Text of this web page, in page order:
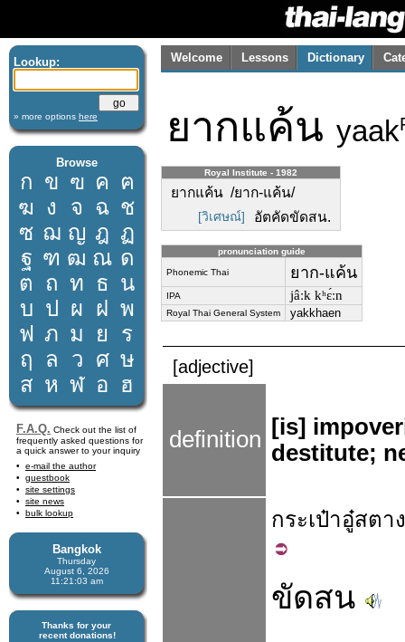
Lookup:
» more options here
Browse
ก ข ฃ ค ฅ
ฆ ง จ ฉ ช
ซ ฌ ญ ฎ ฏ
ฐ ฑ ฒ ณ ด
ต ถ ท ธ น
บ ป ผ ฝ พ
ฟ ภ ม ย
ร
ฤ
ล ว ศ ษ
ส ห ฬ อ ฮ
F.A.Q. Check out the list of
frequently asked questions for
a quick answer to your inquiry
e-mail the author
guestbook
site settings
site news
bulk lookup
Bangkok
Thursday
August 6, 2026
11:21:04 am
Thanks for your
recent donations!
Welcome Lessons Dictionary
ยากแค้น yaak
Royal Institute - 1982
ยากแค้น /ยาก-แค้น/
[วิเศษณ์] อัตคัดขัดสน.
pronunciation guide
Phonemic Thai ยาก-แค้น
IPA jâːk kʰɛ́ːn
Royal Thai General System yakkhaen
[adjective]
definition [is]
destitute;
กระเป๋าอู๋สตา
ขัดสน